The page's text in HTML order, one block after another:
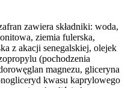
zawiera składniki: woda,
ziemia fulerska,
z akacji senegalskiej, olejek
(pochodzenia
magnezu, gliceryna
kwasu kaprylowego